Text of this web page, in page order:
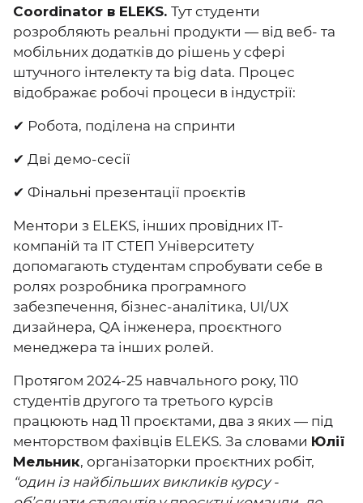
Coordinator в ELEKS. Тут студенти
розробляють реальні продукти — від веб- та
мобільних додатків до рішень у сфері
штучного інтелекту та big data. Процес
відображає робочі процеси в індустрії:
✔ Робота, поділена на спринти
✔ Дві демо-сесії
✔ Фінальні презентації проєктів
Ментори з ELEKS, інших провідних ІТ-
компаній та ІТ СТЕП Університету
допомагають студентам спробувати себе в
ролях розробника програмного
забезпечення, бізнес-аналітика, UI/UX
дизайнера, QA інженера, проєктного
менеджера та інших ролей.
Протягом 2024-25 навчального року, 110
студентів другого та третього курсів
працюють над 11 проєктами, два з яких — під
менторством фахівців ELEKS. За словами Юлії
Мельник, організаторки проєктних робіт,
“один із найбільших викликів курсу -